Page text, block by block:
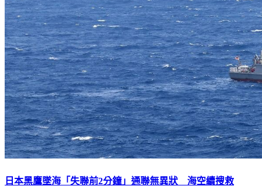
日本黑鷹墜海「失聯前2分鐘」通聯無異狀 海空續搜救